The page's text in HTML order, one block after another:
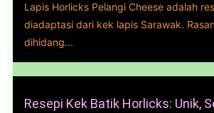
Lapis Horlicks Pelangi Cheese adalah
diadaptasi dari kek lapis Sarawak.
dihidang...
Resepi Kek Batik Horlicks: Unik,